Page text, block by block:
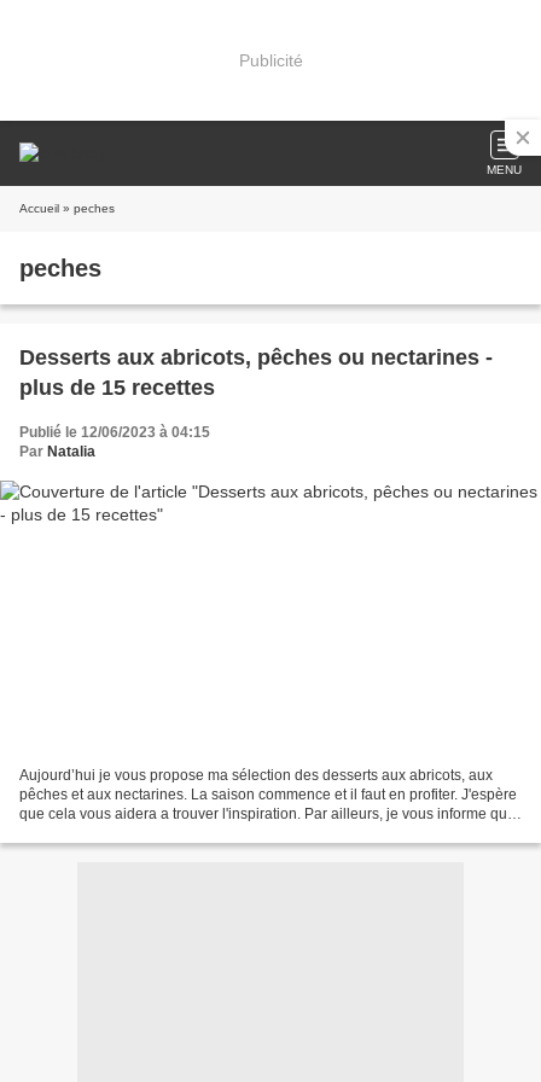
Publicité
MENU
Accueil » peches
peches
Desserts aux abricots, pêches ou nectarines -
plus de 15 recettes
Publié le 12/06/2023 à 04:15
Par Natalia
Aujourd’hui je vous propose ma sélection des desserts aux abricots, aux
pêches et aux nectarines. La saison commence et il faut en profiter. J'espère
que cela vous aidera a trouver l'inspiration. Par ailleurs, je vous informe que